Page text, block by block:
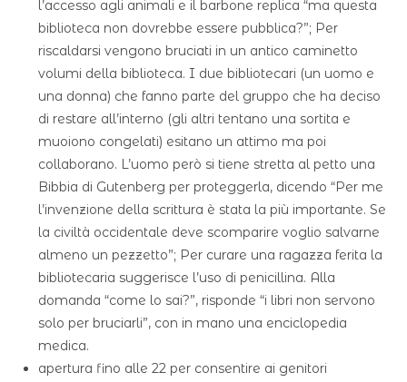
l’accesso agli animali e il barbone replica “ma questa
biblioteca non dovrebbe essere pubblica?”; Per
riscaldarsi vengono bruciati in un antico caminetto
volumi della biblioteca. I due bibliotecari (un uomo e
una donna) che fanno parte del gruppo che ha deciso
di restare all’interno (gli altri tentano una sortita e
muoiono congelati) esitano un attimo ma poi
collaborano. L’uomo però si tiene stretta al petto una
Bibbia di Gutenberg per proteggerla, dicendo “Per me
l’invenzione della scrittura è stata la più importante. Se
la civiltà occidentale deve scomparire voglio salvarne
almeno un pezzetto”; Per curare una ragazza ferita la
bibliotecaria suggerisce l’uso di penicillina. Alla
domanda “come lo sai?”, risponde “i libri non servono
solo per bruciarli”, con in mano una enciclopedia
medica.
apertura fino alle 22 per consentire ai genitori